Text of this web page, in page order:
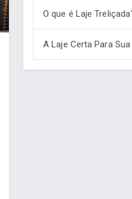
O que é Laje
A Laje Certa Para Sua